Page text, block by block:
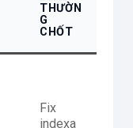
THƯỜN
G
CHỐT
Fix
indexa